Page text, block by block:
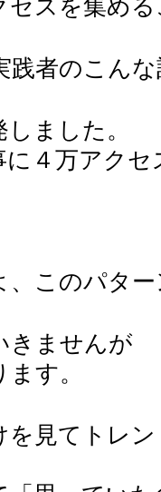
セスを集め
践者のこん
ました。
に４万アク
、このパタ
きませんが
す。
を見てトレ